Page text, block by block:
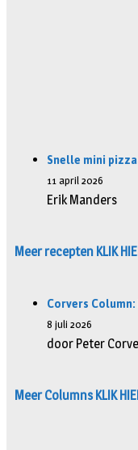
Snelle mini
11 april 2026
Erik Manders
Meer recepten KLIK
Corvers
8 juli 2026
door Peter
Meer Columns KLIK